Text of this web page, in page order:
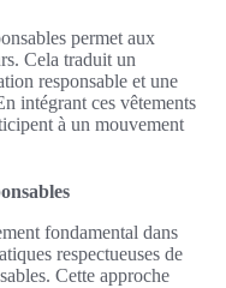
permet aux
Cela traduit un
responsable et une
intégrant ces vêtements
à un mouvement
fondamental dans
respectueuses de
Cette approche